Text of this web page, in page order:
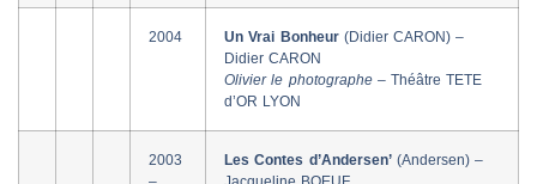
2004 Un Vrai Bonheur(Didier CARON) –
Didier CARON
Olivier le photographe –Théâtre TETE
d’OR LYON
2003
Les Contes d’Andersen’(Andersen) –